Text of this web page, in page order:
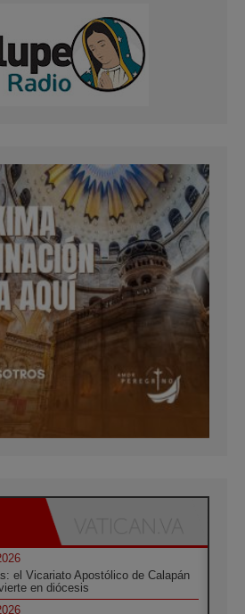
el Vicariato Apostólico de Calapán
en diócesis